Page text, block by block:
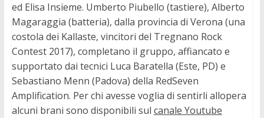
ed Elisa Insieme. Umberto Piubello (tastiere), Alberto
Magaraggia (batteria), dalla provincia di Verona (una
costola dei Kallaste, vincitori del Tregnano Rock
Contest 2017), completano il gruppo, affiancato e
supportato dai tecnici Luca Baratella (Este, PD) e
Sebastiano Menn (Padova) della RedSeven
Amplification. Per chi avesse voglia di sentirli allopera
alcuni brani sono disponibili sul canale Youtube